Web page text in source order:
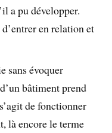
a pu développer.
en relation et
sans évoquer
bâtiment prend
de fonctionner
là encore le terme